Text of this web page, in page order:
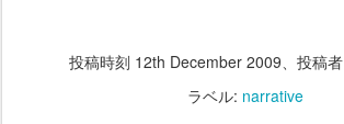
投稿時刻 12th December 2009、投稿者
ラベル: narrative